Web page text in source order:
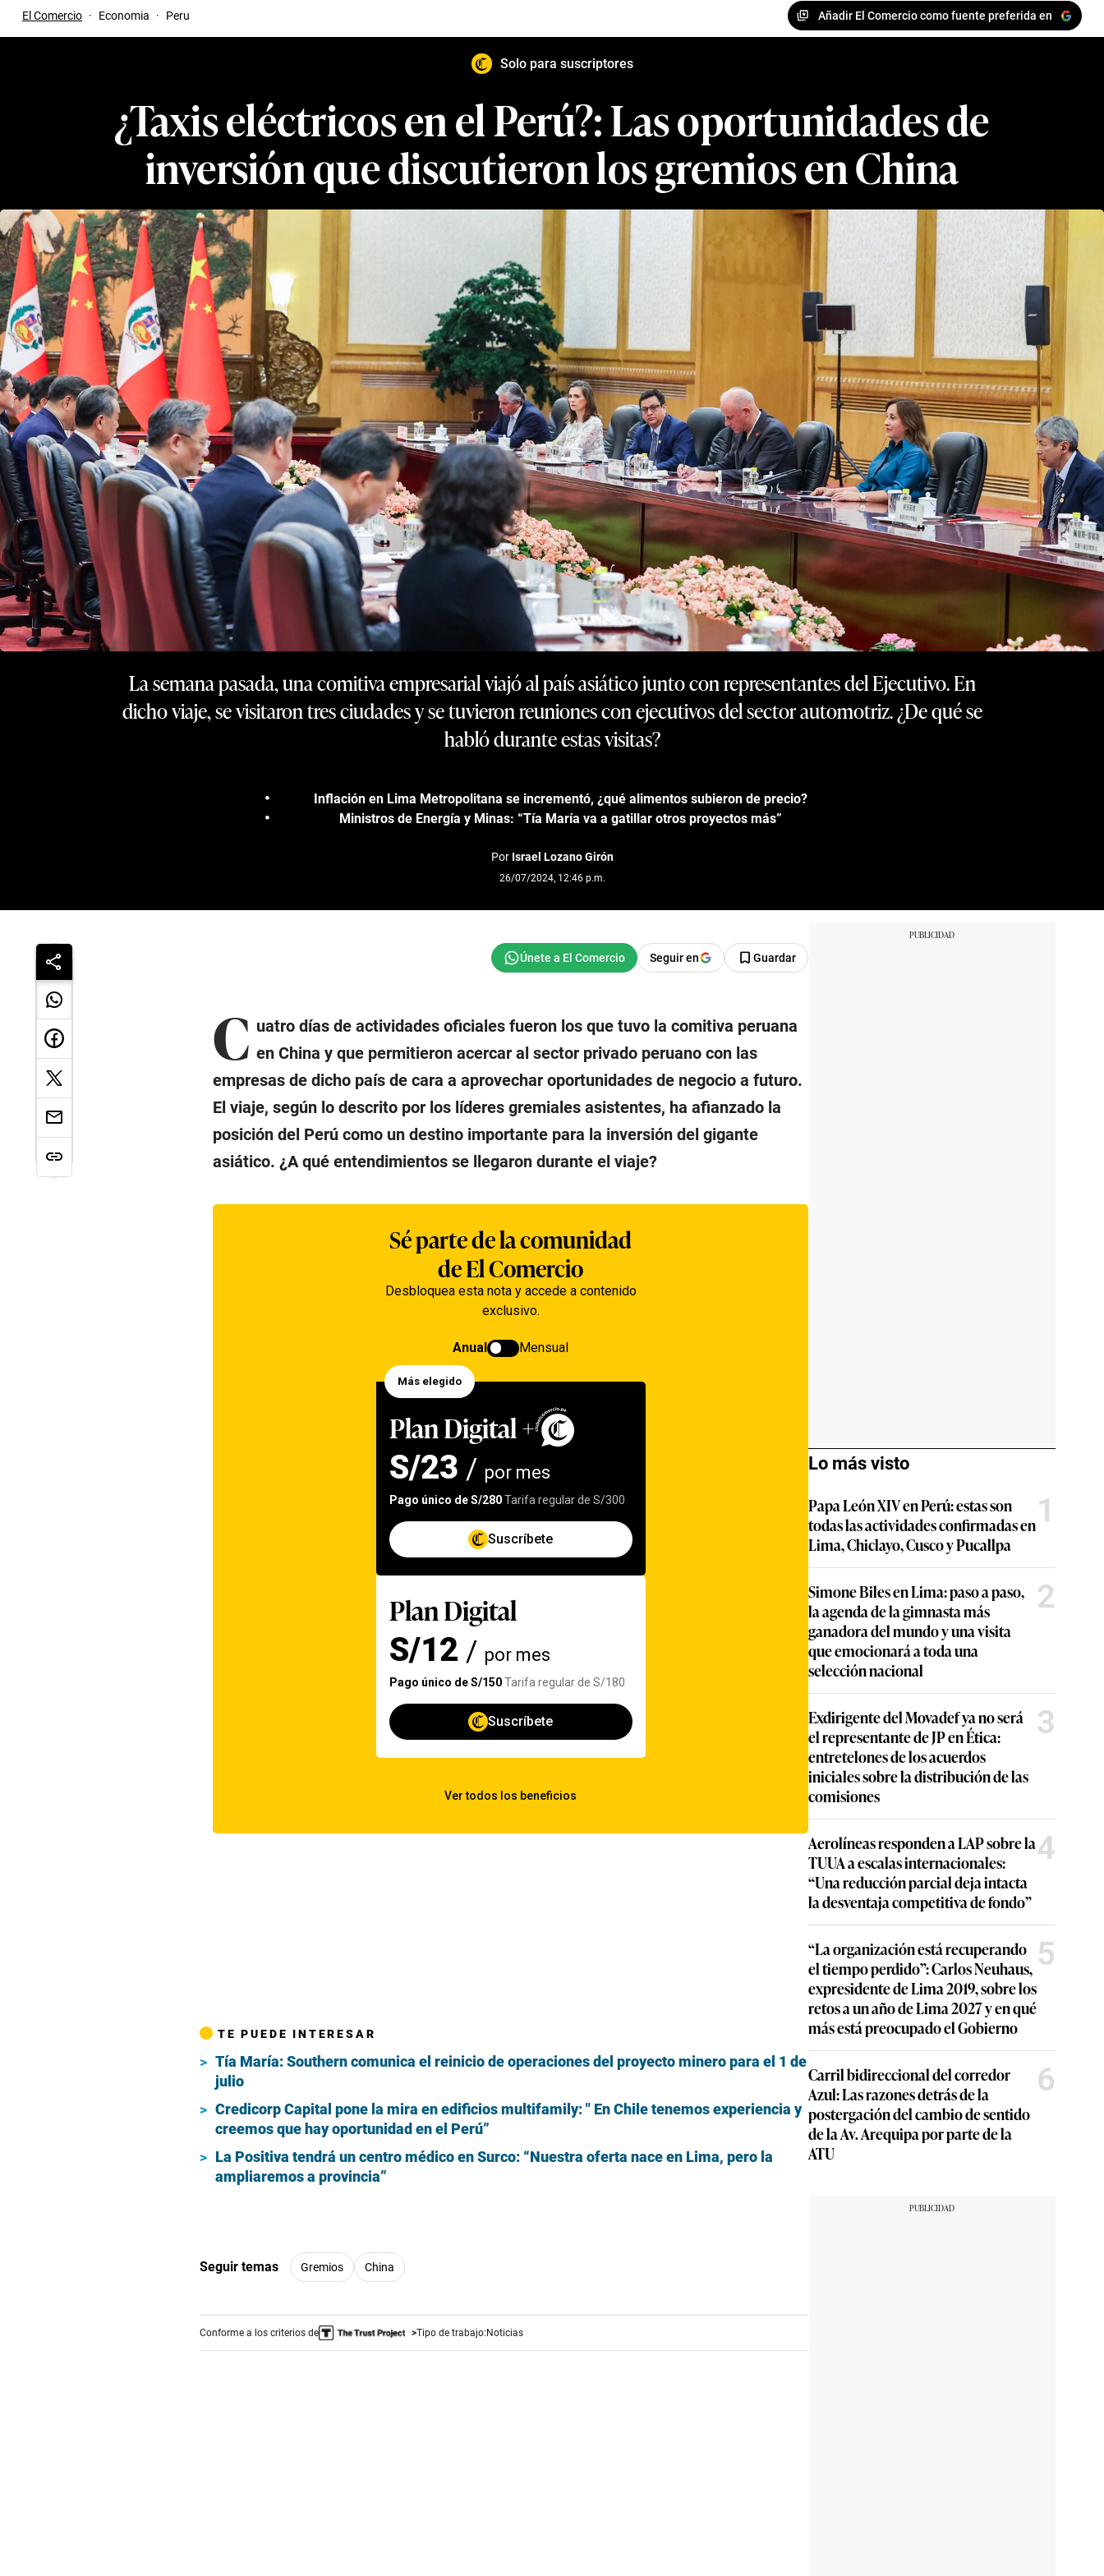
El Comercio · Economia · Peru Añadir El Comercio como fuente preferida en
Solo para suscriptores
¿Taxis eléctricos en el Perú?: Las oportunidades de
inversión que discutieron los gremios en China
La semana pasada, una comitiva empresarial viajó al país asiático junto con representantes del Ejecutivo. En
dicho viaje, se visitaron tres ciudades y se tuvieron reuniones con ejecutivos del sector automotriz. ¿De qué se
habló durante estas visitas?
Inflación en Lima Metropolitana se incrementó, ¿qué alimentos subieron de precio?
Ministros de Energía y Minas: “Tía María va a gatillar otros proyectos más”
Por Israel Lozano Girón
26/07/2024, 12:46 p.m.
Seguir en Guardar
C uatro días de actividades oficiales fueron los que tuvo la comitiva peruana
en China y que permitieron acercar al sector privado peruano con las
empresas de dicho país de cara a aprovechar oportunidades de negocio a futuro.
El viaje, según lo descrito por los líderes gremiales asistentes, ha afianzado la
posición del Perú como un destino importante para la inversión del gigante
asiático. ¿A qué entendimientos se llegaron durante el viaje?
TE PUEDE INTERESAR
Tía María: Southern comunica el reinicio de operaciones del proyecto minero para el 1 de
julio
Credicorp Capital pone la mira en edificios multifamily: " En Chile tenemos experiencia y
creemos que hay oportunidad en el Perú”
La Positiva tendrá un centro médico en Surco: “Nuestra oferta nace en Lima, pero la
ampliaremos a provincia”
Seguir temas Gremios China
Conforme a los criterios de Tipo de trabajo:Noticias
Lo más visto
Papa León XIV en Perú: estas son
todas las actividades confirmadas en
Lima, Chiclayo, Cusco y Pucallpa
1
Simone Biles en Lima: paso a paso,
la agenda de la gimnasta más
ganadora del mundo y una visita
que emocionará a toda una
selección nacional
2
Exdirigente del Movadef ya no será
el representante de JP en Ética:
entretelones de los acuerdos
iniciales sobre la distribución de las
comisiones
3
Aerolíneas responden a LAP sobre la
TUUA a escalas internacionales:
“Una reducción parcial deja intacta
la desventaja competitiva de fondo”
4
“La organización está recuperando
el tiempo perdido”: Carlos Neuhaus,
expresidente de Lima 2019, sobre los
retos a un año de Lima 2027 y en qué
más está preocupado el Gobierno
5
Carril bidireccional del corredor
Azul: Las razones detrás de la
postergación del cambio de sentido
de la Av. Arequipa por parte de la
ATU
6